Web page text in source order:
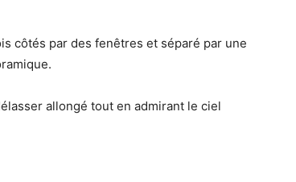
côtés par des fenêtres et séparé par une
allongé tout en admirant le ciel